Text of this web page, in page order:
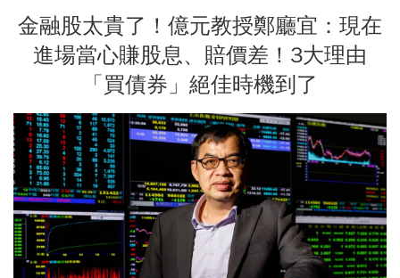
金融股太貴了！億元教授鄭廳宜：現在
進場當心賺股息、賠價差！3大理由
「買債券」絕佳時機到了